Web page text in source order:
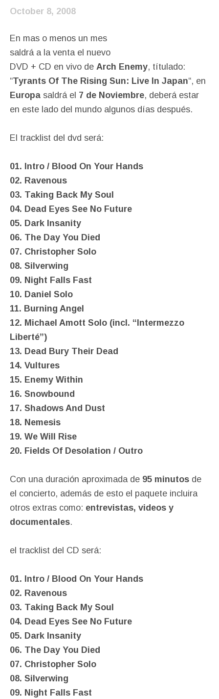
October 8, 2008
En mas o menos un mes
saldrá a la venta el nuevo
DVD + CD en vivo de Arch Enemy, títulado:
“Tyrants Of The Rising Sun: Live In Japan“, en
Europa saldrá el 7 de Noviembre, deberá estar
en este lado del mundo algunos días después.
El tracklist del dvd será:
01. Intro / Blood On Your Hands
02. Ravenous
03. Taking Back My Soul
04. Dead Eyes See No Future
05. Dark Insanity
06. The Day You Died
07. Christopher Solo
08. Silverwing
09. Night Falls Fast
10. Daniel Solo
11. Burning Angel
12. Michael Amott Solo (incl. “Intermezzo
Liberté”)
13. Dead Bury Their Dead
14. Vultures
15. Enemy Within
16. Snowbound
17. Shadows And Dust
18. Nemesis
19. We Will Rise
20. Fields Of Desolation / Outro
Con una duración aproximada de 95 minutos de
el concierto, además de esto el paquete incluira
otros extras como: entrevistas, videos y
documentales.
el tracklist del CD será:
01. Intro / Blood On Your Hands
02. Ravenous
03. Taking Back My Soul
04. Dead Eyes See No Future
05. Dark Insanity
06. The Day You Died
07. Christopher Solo
08. Silverwing
09. Night Falls Fast